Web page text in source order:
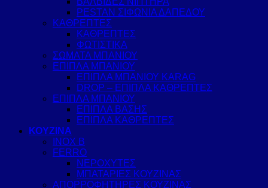
PESTAN ΣΙΦΩΝΙΑ ΔΑΠΕΔΟΥ
ΚΑΘΡΕΠΤΕΣ
ΚΑΘΡΕΠΤΕΣ
ΦΩΤΙΣΤΙΚΑ
ΣΩΜΑΤΑ ΜΠΑΝΙΟΥ
ΕΠΙΠΛΑ ΜΠΑΝΙΟΥ
ΕΠΙΠΛΑ ΜΠΑΝΙΟΥ KARAG
DROP – ΕΠΙΠΛΑ ΚΑΘΡΕΠΤΕΣ
ΕΠΙΠΛΑ ΜΠΑΝΙΟΥ
ΕΠΙΠΛΑ ΒΑΣΗΣ
ΕΠΙΠΛΑ ΚΑΘΡΕΠΤΕΣ
ΚΟΥΖΙΝΑ
INOX B
FERRO
ΝΕΡΟΧΥΤΕΣ
ΜΠΑΤΑΡΙΕΣ ΚΟΥΖΙΝΑΣ
ΑΠΟΡΡΟΦΗΤΗΡΕΣ ΚΟΥΖΙΝΑΣ